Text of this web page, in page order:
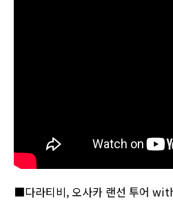
■다라티비, 오사카 랜선 투어